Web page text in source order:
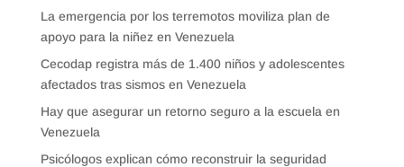
La emergencia por los terremotos moviliza plan de
apoyo para la niñez en Venezuela
Cecodap registra más de 1.400 niños y adolescentes
afectados tras sismos en Venezuela
Hay que asegurar un retorno seguro a la escuela en
Venezuela
Psicólogos explican cómo reconstruir la seguridad